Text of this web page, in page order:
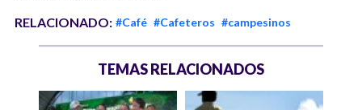
RELACIONADO: #Café #Cafeteros #campesinos
TEMAS RELACIONADOS